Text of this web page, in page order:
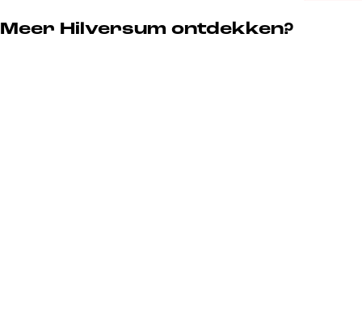
Meer Hilversum ontdekken?